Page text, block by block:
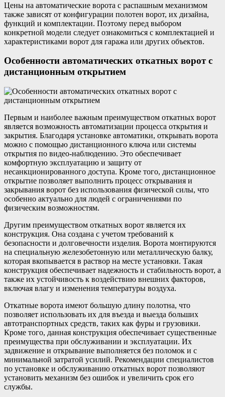
Цены на автоматические ворота с распашным механизмом
также зависят от конфигурации полотен ворот, их дизайна,
функций и комплектации. Поэтому перед выбором
конкретной модели следует ознакомиться с комплектацией и
характеристиками ворот для гаража или других объектов.
Особенности автоматических откатных ворот с
дистанционным открытием
Первым и наиболее важным преимуществом откатных ворот
является возможность автоматизации процесса открытия и
закрытия. Благодаря установке автоматики, открывать ворота
можно с помощью дистанционного ключа или системы
открытия по видео-наблюдению. Это обеспечивает
комфортную эксплуатацию и защиту от
несанкционированного доступа. Кроме того, дистанционное
открытие позволяет выполнить процесс открывания и
закрывания ворот без использования физической силы, что
особенно актуально для людей с ограничениями по
физическим возможностям.
Другим преимуществом откатных ворот является их
конструкция. Она создана с учетом требований к
безопасности и долговечности изделия. Ворота монтируются
на специальную железобетонную или металлическую балку,
которая вкопывается в раствор на месте установки. Такая
конструкция обеспечивает надежность и стабильность ворот, а
также их устойчивость к воздействию внешних факторов,
включая влагу и изменения температуры воздуха.
Откатные ворота имеют большую длину полотна, что
позволяет использовать их для въезда и выезда больших
автотранспортных средств, таких как фуры и грузовики.
Кроме того, данная конструкция обеспечивает существенные
преимущества при обслуживании и эксплуатации. Их
задвижение и открывание выполняется без поломок и с
минимальной затратой усилий. Рекомендации специалистов
по установке и обслуживанию откатных ворот позволяют
установить механизм без ошибок и увеличить срок его
службы.